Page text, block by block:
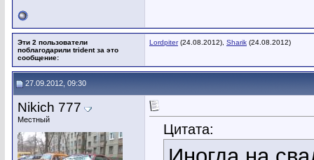
Эти 2 пользователи
поблагодарили trident за это
сообщение:
Lordpiter(24.08.2012), Sharik (24.08.2012)
27.09.2012, 09:30
Nikich 777
Местный
Цитата: